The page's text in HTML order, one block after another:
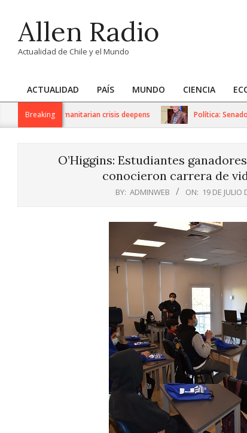
contentAllen Radio
Actualidad de Chile y el Mundo
Primary
Navigation
ACTUALIDAD PAÍS MUNDO CIENCIA
Breaking
as humanitarian crisis deepens Política: Senador
O’Higgins: Estudiantes
conocieron carrera de
BY: ADMINWEB ON: 19 DE JULIO